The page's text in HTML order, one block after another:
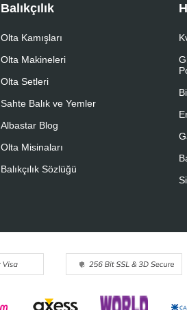
Balıkçılık
Olta Kamışları
Olta Makineleri
Olta Setleri
Sahte Balık ve Yemler
Albastar Blog
Olta Misinaları
Balıkçılık Sözlüğü